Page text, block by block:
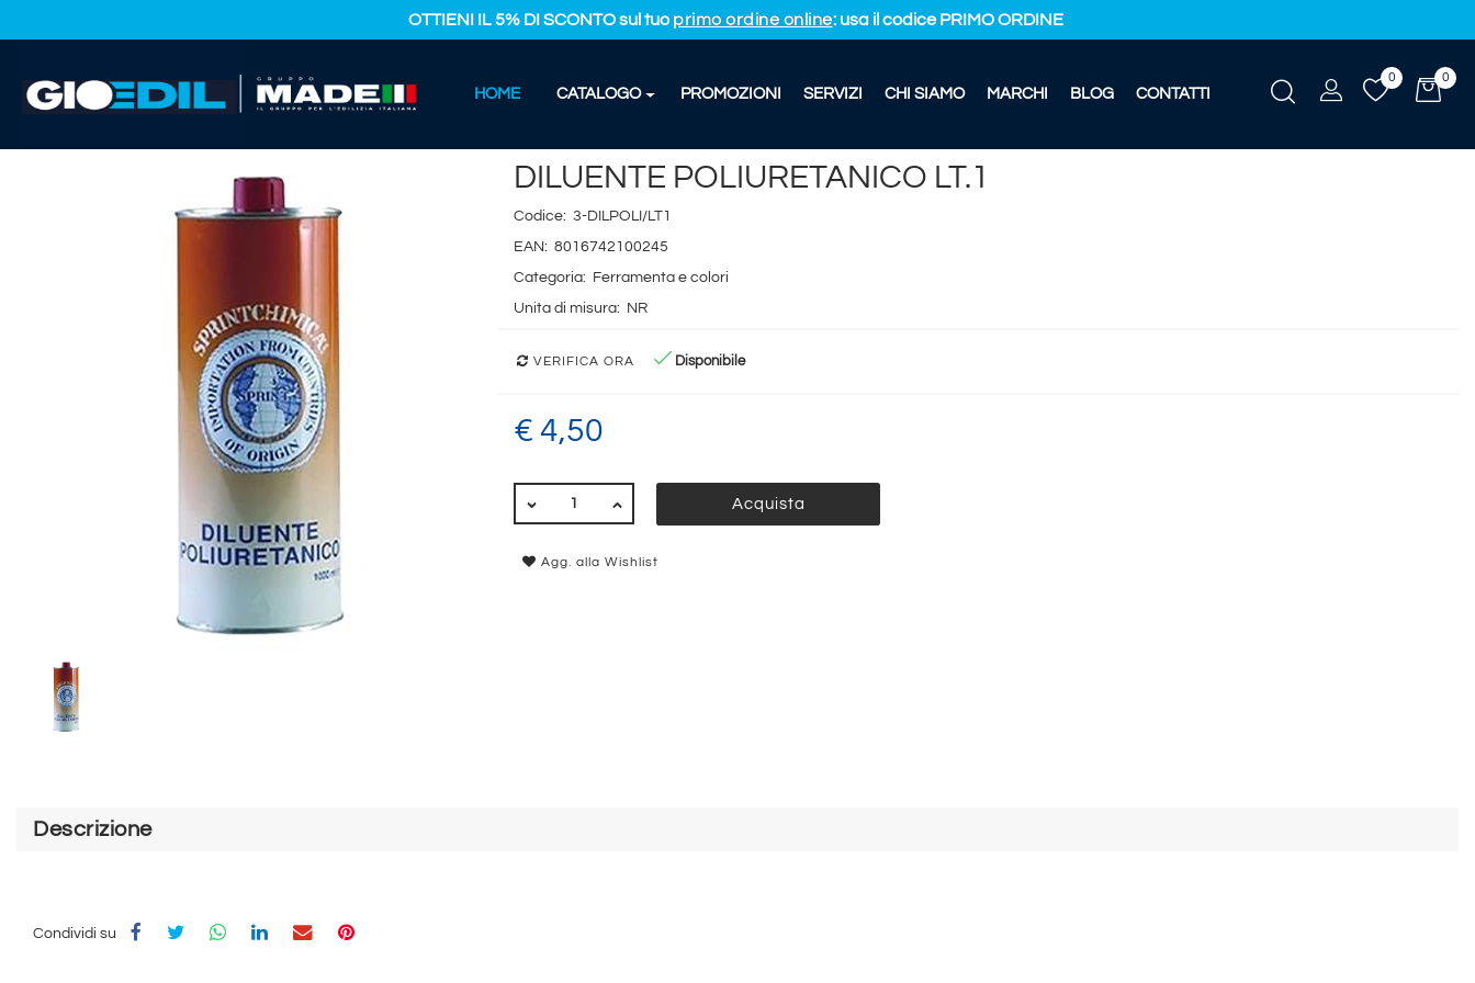
OTTIENI IL 5% DI SCONTO sul tuoprimo ordine online: usa il codice PRIMO ORDINE
HOME CATALOGO PROMOZIONI SERVIZI CHI SIAMO MARCHI BLOG CONTATTI
0
0
HOME
CATALOGO PRODOTTI FERRAMENTA E COLORI DILUENTE POLIURETANICO LT.1
DILUENTE POLIURETANICO LT.1
Codice: 3-DILPOLI/LT1
EAN: 8016742100245
Categoria:
Ferramenta e colori
Unita di misura:
NR
VERIFICA ORA Disponibile
€ 4,50
Acquista
Agg. alla Wishlist
Descrizione
Condividi su